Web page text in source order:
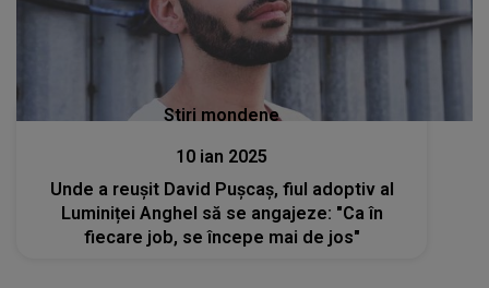
Stiri mondene
10 ian 2025
Unde a reușit David Pușcaș, fiul adoptiv al
Luminiței Anghel să se angajeze: "Ca în
fiecare job, se începe mai de jos"